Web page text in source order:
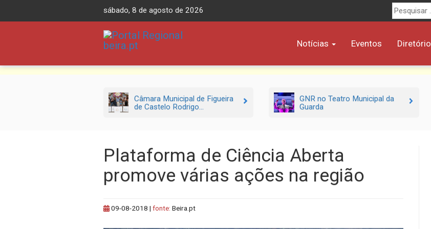
sábado, 8 de agosto de 2026
Procurar
por:
Notícias Eventos Diretório
Câmara Municipal de Figueira
de Castelo Rodrigo...
GNR no Teatro Municipal da
Guarda
Plataforma de Ciência Aberta
promove várias ações na região
09-08-2018 | fonte: Beira.pt